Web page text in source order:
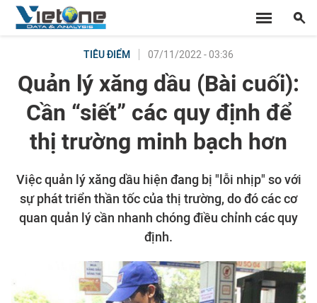
TIÊU ĐIỂM 07/11/2022 - 03:36
Quản lý xăng dầu (Bài cuối):
Cần “siết” các quy định để
thị trường minh bạch hơn
Việc quản lý xăng dầu hiện đang bị "lỗi nhịp" so với
sự phát triển thần tốc của thị trường, do đó các cơ
quan quản lý cần nhanh chóng điều chỉnh các quy
định.